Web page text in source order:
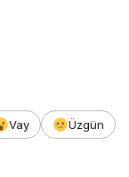
Vay
Üzgün